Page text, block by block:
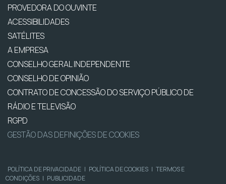
PROVEDORA DO OUVINTE
ACESSIBILIDADES
SATÉLITES
A EMPRESA
CONSELHO GERAL INDEPENDENTE
CONSELHO DE OPINIÃO
CONTRATO DE CONCESSÃO DO SERVIÇO PÚBLICO DE
RÁDIO E TELEVISÃO
RGPD
GESTÃO DAS DEFINIÇÕES DE COOKIES
POLÍTICA DE PRIVACIDADE | POLÍTICA DE COOKIES | TERMOS E
CONDIÇÕES | PUBLICIDADE